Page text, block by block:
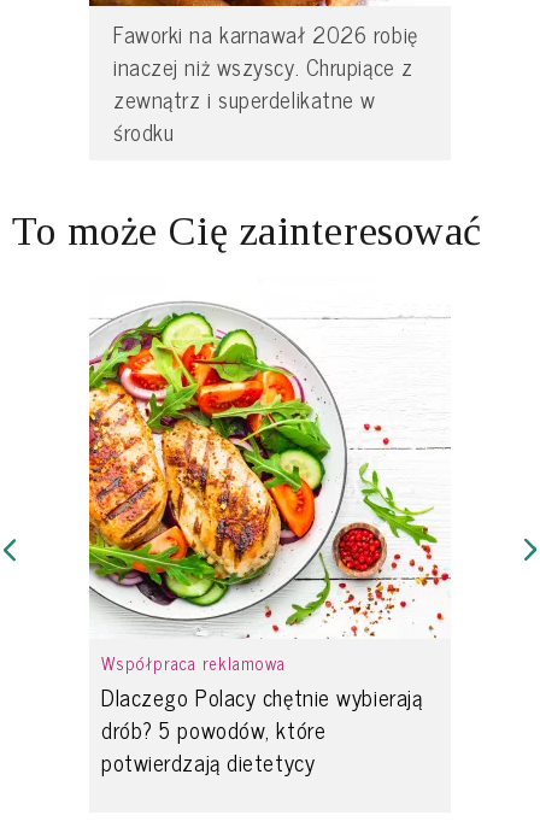
Faworki na karnawał 2026 robię
inaczej niż wszyscy. Chrupiące z
zewnątrz i superdelikatne w
środku
To może Cię zainteresować
Współpraca reklamowa
Dlaczego Polacy chętnie wybierają
drób? 5 powodów, które
potwierdzają dietetycy